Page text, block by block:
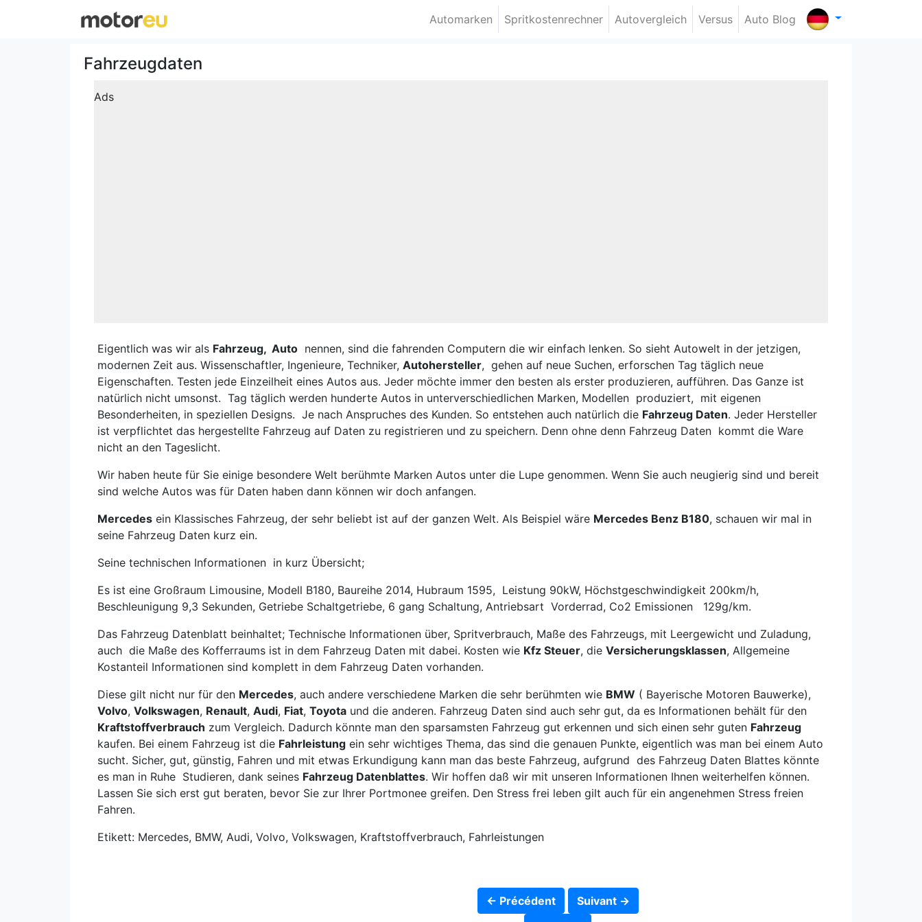
Automarken Spritkostenrechner Autovergleich Versus Auto Blog
Fahrzeugdaten
Ads
Eigentlich was wir als Fahrzeug, Auto nennen, sind die fahrenden Computern die wir einfach lenken. So sieht Autowelt in der jetzigen,
modernen Zeit aus. Wissenschaftler, Ingenieure, Techniker, Autohersteller, gehen auf neue Suchen, erforschen Tag täglich neue
Eigenschaften. Testen jede Einzeilheit eines Autos aus. Jeder möchte immer den besten als erster produzieren, aufführen. Das Ganze ist
natürlich nicht umsonst. Tag täglich werden hunderte Autos in unterverschiedlichen Marken, Modellen produziert, mit eigenen
Besonderheiten, in speziellen Designs. Je nach Anspruches des Kunden. So entstehen auch natürlich die Fahrzeug Daten. Jeder Hersteller
ist verpflichtet das hergestellte Fahrzeug auf Daten zu registrieren und zu speichern. Denn ohne denn Fahrzeug Daten kommt die Ware
nicht an den Tageslicht.
Wir haben heute für Sie einige besondere Welt berühmte Marken Autos unter die Lupe genommen. Wenn Sie auch neugierig sind und bereit
sind welche Autos was für Daten haben dann können wir doch anfangen.
Mercedes ein Klassisches Fahrzeug, der sehr beliebt ist auf der ganzen Welt. Als Beispiel wäre Mercedes Benz B180, schauen wir mal in
seine Fahrzeug Daten kurz ein.
Seine technischen Informationen in kurz Übersicht;
Es ist eine Großraum Limousine, Modell B180, Baureihe 2014, Hubraum 1595, Leistung 90kW, Höchstgeschwindigkeit 200km/h,
Beschleunigung 9,3 Sekunden, Getriebe Schaltgetriebe, 6 gang Schaltung, Antriebsart Vorderrad, Co2 Emissionen 129g/km.
Das Fahrzeug Datenblatt beinhaltet; Technische Informationen über, Spritverbrauch, Maße des Fahrzeugs, mit Leergewicht und Zuladung,
auch die Maße des Kofferraums ist in dem Fahrzeug Daten mit dabei. Kosten wie Kfz Steuer, die Versicherungsklassen, Allgemeine
Kostanteil Informationen sind komplett in dem Fahrzeug Daten vorhanden.
Diese gilt nicht nur für den Mercedes, auch andere verschiedene Marken die sehr berühmten wie BMW ( Bayerische Motoren Bauwerke),
Volvo, Volkswagen, Renault, Audi, Fiat, Toyota und die anderen. Fahrzeug Daten sind auch sehr gut, da es Informationen behält für den
Kraftstoffverbrauch zum Vergleich. Dadurch könnte man den sparsamsten Fahrzeug gut erkennen und sich einen sehr guten Fahrzeug
kaufen. Bei einem Fahrzeug ist die Fahrleistung ein sehr wichtiges Thema, das sind die genauen Punkte, eigentlich was man bei einem Auto
sucht. Sicher, gut, günstig, Fahren und mit etwas Erkundigung kann man das beste Fahrzeug, aufgrund des Fahrzeug Daten Blattes könnte
es man in Ruhe Studieren, dank seines Fahrzeug Datenblattes. Wir hoffen daß wir mit unseren Informationen Ihnen weiterhelfen können.
Lassen Sie sich erst gut beraten, bevor Sie zur Ihrer Portmonee greifen. Den Stress frei leben gilt auch für ein angenehmen Stress freien
Fahren.
Etikett: Mercedes, BMW, Audi, Volvo, Volkswagen, Kraftstoffverbrauch, Fahrleistungen
← Précédent
Suivant →